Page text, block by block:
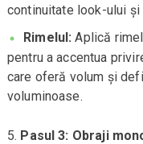
continuitate look-ului și
Rimelul: Aplică
pentru a accentua
care oferă volum și
voluminoase.
Pasul 3: Obraji